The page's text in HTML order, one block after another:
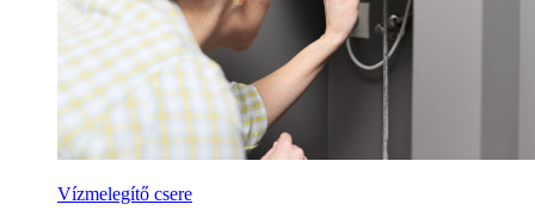
Vízmelegítő csere